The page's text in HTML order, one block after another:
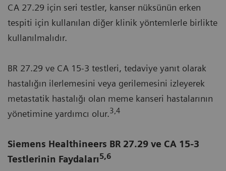
CA 27.29 için seri testler, kanser nüksünün erken
tespiti için kullanılan diğer klinik yöntemlerle birlikte
kullanılmalıdır.
BR 27.29 ve CA 15-3 testleri, tedaviye yanıt olarak
hastalığın ilerlemesini veya gerilemesini izleyerek
metastatik hastalığı olan meme kanseri hastalarının
yönetimine yardımcı olur.3,4
Siemens Healthineers BR 27.29 ve CA 15-3
Testlerinin Faydaları5,6